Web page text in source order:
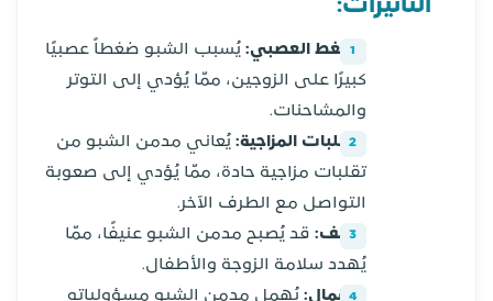
التأثيرات:
الضغط العصبي: يُسبب الشبو ضغطاً عصبيًا
كبيرًا على الزوجين، ممّا يُؤدي إلى التوتر
والمشاحنات.
التقلبات المزاجية: يُعاني مدمن الشبو من
تقلبات مزاجية حادة، ممّا يُؤدي إلى صعوبة
التواصل مع الطرف الآخر.
العنف: قد يُصبح مدمن الشبو عنيفًا، ممّا
يُهدد سلامة الزوجة والأطفال.
الإهمال: يُهمل مدمن الشبو مسؤولياته